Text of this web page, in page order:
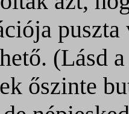
(Lásd
őszinte